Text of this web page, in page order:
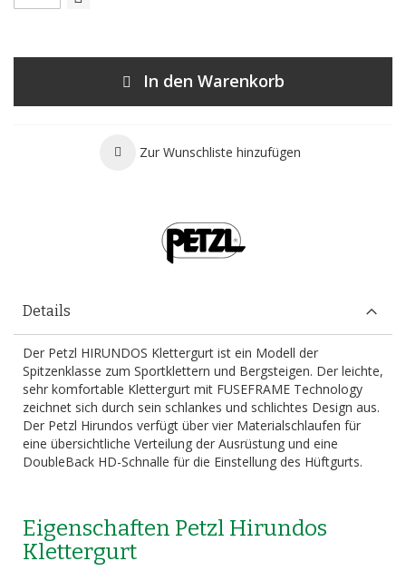
In den Warenkorb
Zur Wunschliste hinzufügen
Details
Der Petzl HIRUNDOS Klettergurt ist ein Modell der
Spitzenklasse zum Sportklettern und Bergsteigen. Der leichte,
sehr komfortable Klettergurt mit FUSEFRAME Technology
zeichnet sich durch sein schlankes und schlichtes Design aus.
Der Petzl Hirundos verfügt über vier Materialschlaufen für
eine übersichtliche Verteilung der Ausrüstung und eine
DoubleBack HD-Schnalle für die Einstellung des Hüftgurts.
Eigenschaften Petzl Hirundos
Klettergurt